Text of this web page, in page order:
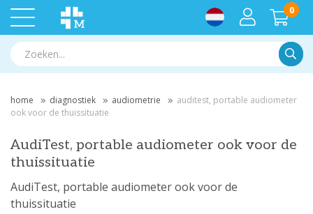
0
home diagnostiek audiometrie
auditest, portable audiometer
ook voor de thuissituatie
AudiTest, portable audiometer ook voor de
thuissituatie
AudiTest, portable audiometer ook voor de
thuissituatie